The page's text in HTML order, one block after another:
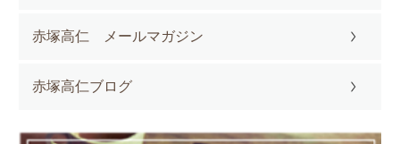
赤塚高仁 メールマガジン
赤塚高仁ブログ